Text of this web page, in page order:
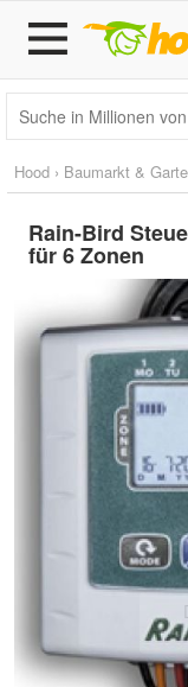
Hood › Baumarkt &
Rain-Bird
für 6 Zonen